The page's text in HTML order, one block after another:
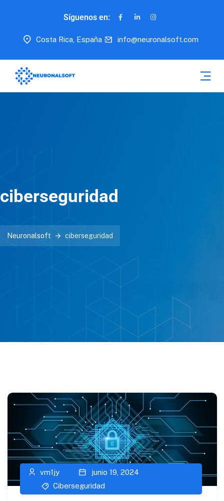
Síguenos en:
Costa Rica, España info@neuronalsoft.com
ciberseguridad
Neuronalsoft ciberseguridad
vm1jy
junio 19, 2024
Ciberseguridad​